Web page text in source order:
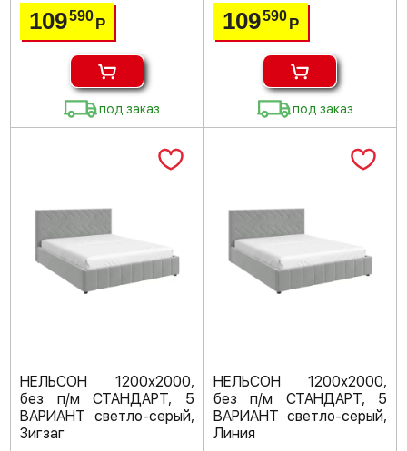
109590Р
под заказ
109590 Р
под заказ
НЕЛЬСОН 1200х2000,
без п/м СТАНДАРТ, 5
ВАРИАНТ светло-серый,
Зигзаг
НЕЛЬСОН 1200х2000,
без п/м СТАНДАРТ, 5
ВАРИАНТ светло-серый,
Линия